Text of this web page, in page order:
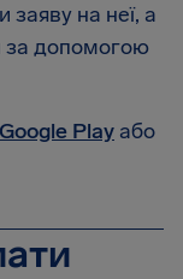
заяву на неї, а
за допомогою
Google Play або